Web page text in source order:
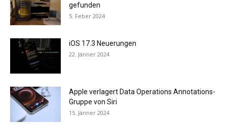
gefunden
5. Feber 2024
iOS 17.3 Neuerungen
22. Jänner 2024
Apple verlagert Data Operations Annotations-
Gruppe von Siri
15. Jänner 2024